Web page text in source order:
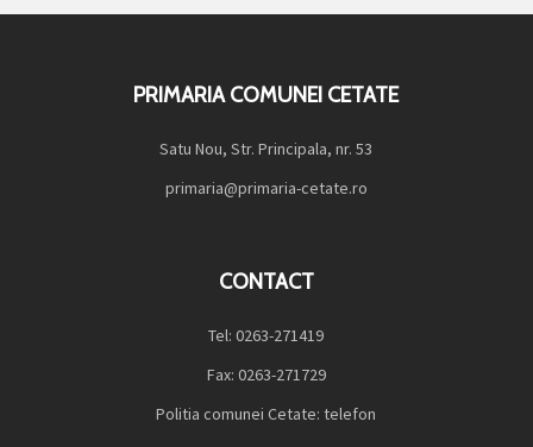
PRIMARIA COMUNEI CETATE
Satu Nou, Str. Principala, nr. 53
primaria@primaria-cetate.ro
CONTACT
Tel: 0263-271419
Fax: 0263-271729
Politia comunei Cetate: telefon